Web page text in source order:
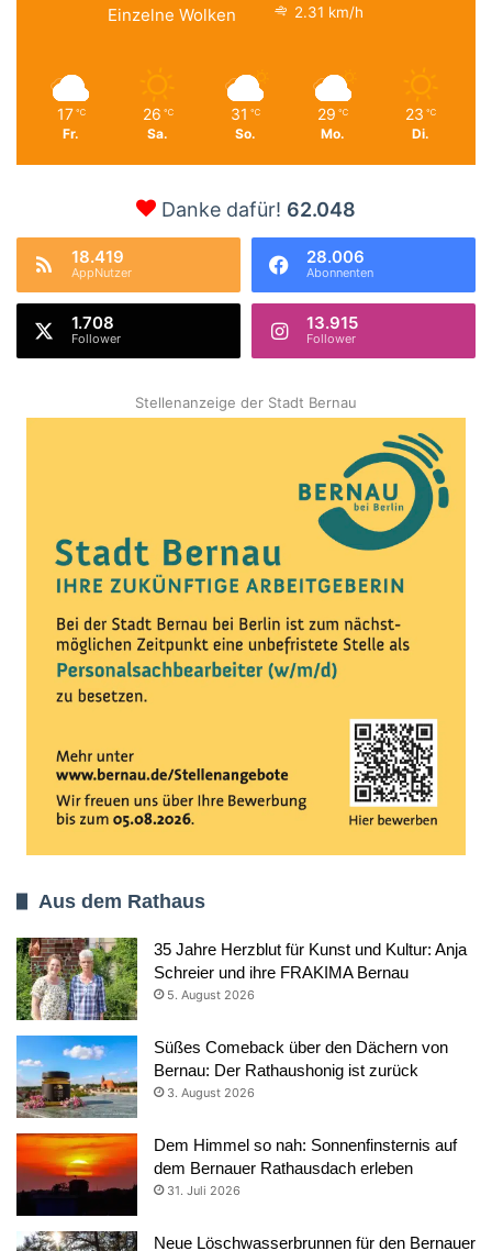
Einzelne Wolken
2.31 km/h
17 ℃
Fr.
26 ℃
Sa.
31 ℃
So.
29 ℃
Mo.
23 ℃
Di.
Danke dafür! 62.048
18.419
AppNutzer
28.006
Abonnenten
1.708
Follower
13.915
Follower
Stellenanzeige der Stadt Bernau
Aus dem Rathaus
35 Jahre Herzblut für Kunst und Kultur: Anja
Schreier und ihre FRAKIMA Bernau
5. August 2026
Süßes Comeback über den Dächern von
Bernau: Der Rathaushonig ist zurück
3. August 2026
Dem Himmel so nah: Sonnenfinsternis auf
dem Bernauer Rathausdach erleben
31. Juli 2026
Neue Löschwasserbrunnen für den Bernauer